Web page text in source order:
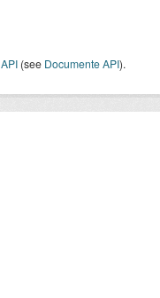
API (see Documente API).